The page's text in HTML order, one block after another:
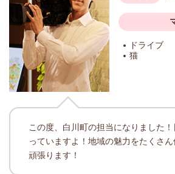
ドライブ
猫
この度、白川町の担当になりました
っていますよ！地域の魅力をたくさ
頑張ります！